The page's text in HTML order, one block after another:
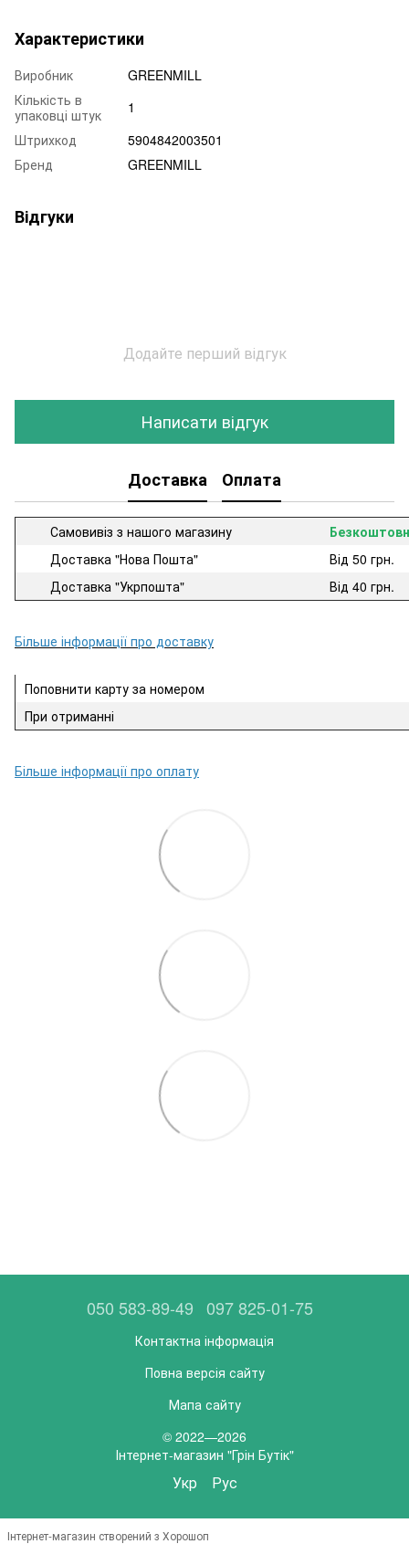
Характеристики
Виробник
GREENMILL
Кількість в
упаковці штук
1
Штрихкод
5904842003501
Бренд
GREENMILL
Відгуки
Додайте перший відгук
Написати відгук
Доставка Оплата
Самовивіз з нашого магазину
Доставка "Нова Пошта"
Від 50 грн.
Доставка "Укрпошта"
Від 40 грн.
Більше інформації про доставку
Поповнити карту за номером
При отриманні
Більше інформації про оплату
050 583-89-49 097 825-01-75
Контактна інформація
Повна версія сайту
Мапа сайту
© 2022—2026
Інтернет-магазин "Грін Бутік"
Укр Рус
Інтернет-магазин створений з Хорошоп